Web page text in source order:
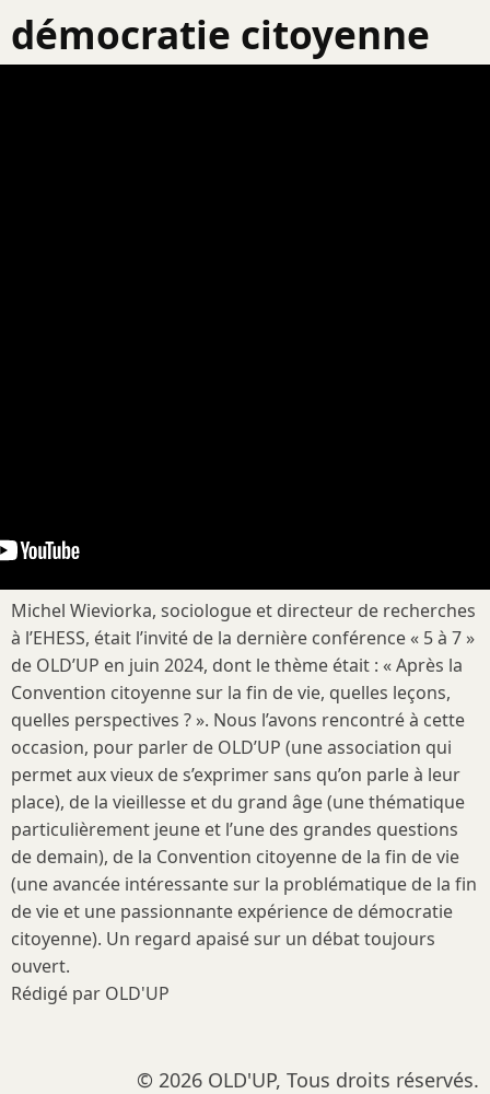
démocratie citoyenne
Michel Wieviorka, sociologue et directeur de recherches
à l’EHESS, était l’invité de la dernière conférence « 5 à 7 »
de OLD’UP en juin 2024, dont le thème était : « Après la
Convention citoyenne sur la fin de vie, quelles leçons,
quelles perspectives ? ». Nous l’avons rencontré à cette
occasion, pour parler de OLD’UP (une association qui
permet aux vieux de s’exprimer sans qu’on parle à leur
place), de la vieillesse et du grand âge (une thématique
particulièrement jeune et l’une des grandes questions
de demain), de la Convention citoyenne de la fin de vie
(une avancée intéressante sur la problématique de la fin
de vie et une passionnante expérience de démocratie
citoyenne). Un regard apaisé sur un débat toujours
ouvert.
Rédigé par OLD'UP
© 2026 OLD'UP, Tous droits réservés.